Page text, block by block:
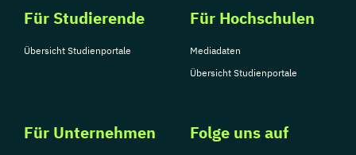
Für Studierende
Übersicht Studienportale
Für Hochschulen
Mediadaten
Übersicht Studienportale
Für Unternehmen Folge uns auf